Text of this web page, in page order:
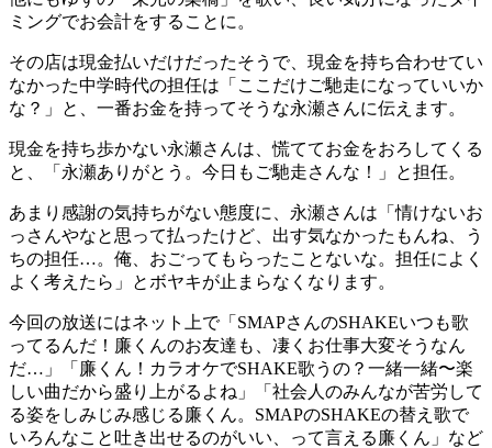
ミングでお会計をすることに。
その店は現金払いだけだったそうで、現金を持ち合わせてい
なかった中学時代の担任は「ここだけご馳走になっていいか
な？」と、一番お金を持ってそうな永瀬さんに伝えます。
現金を持ち歩かない永瀬さんは、慌ててお金をおろしてくる
と、「永瀬ありがとう。今日もご馳走さんな！」と担任。
あまり感謝の気持ちがない態度に、永瀬さんは「情けないお
っさんやなと思って払ったけど、出す気なかったもんね、う
ちの担任…。俺、おごってもらったことないな。担任によく
よく考えたら」とボヤキが止まらなくなります。
今回の放送にはネット上で「SMAPさんのSHAKEいつも歌
ってるんだ！廉くんのお友達も、凄くお仕事大変そうなん
だ…」「廉くん！カラオケでSHAKE歌うの？一緒一緒〜楽
しい曲だから盛り上がるよね」「社会人のみんなが苦労して
る姿をしみじみ感じる廉くん。SMAPのSHAKEの替え歌で
いろんなこと吐き出せるのがいい、って言える廉くん」など